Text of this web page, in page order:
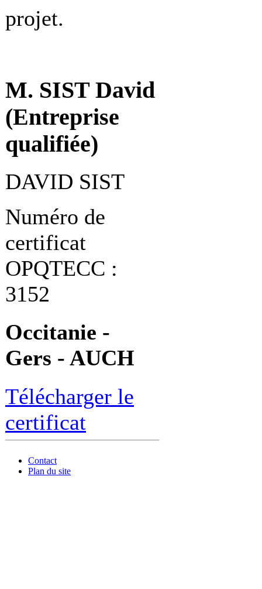
projet.
M. SIST David
(Entreprise
qualifiée)
DAVID SIST
Numéro de
certificat
OPQTECC :
3152
Occitanie -
Gers - AUCH
Télécharger le
certificat
Contact
Plan du site